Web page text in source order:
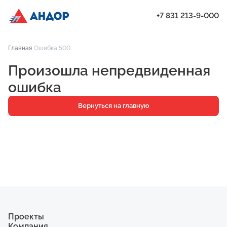
Проекты
Квартиры
Паркинг
Кладовые
+7 831 213-9-000
Главная Ошибка 500
Произошла непредвиденная
ошибка
Вернуться на главную
Проекты